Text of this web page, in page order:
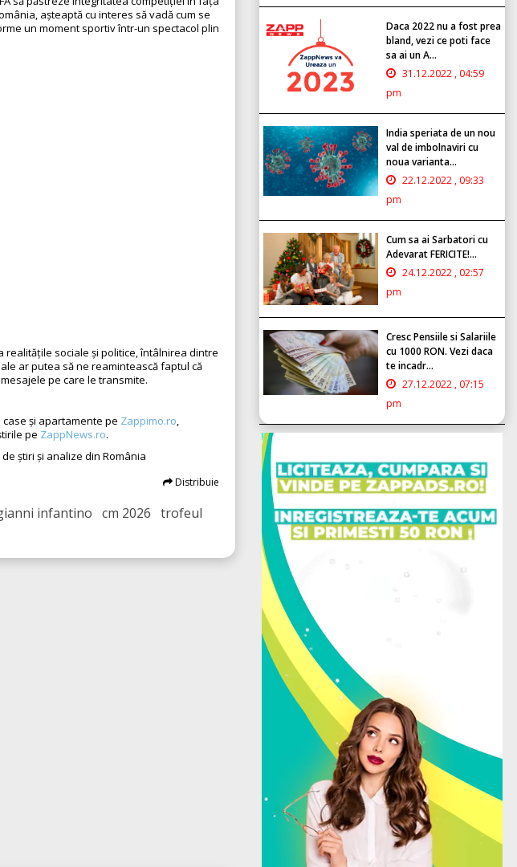
așteaptă cu interes să vadă cum se
un moment sportiv într-un spectacol plin
sociale și politice, întâlnirea dintre
ar putea să ne reamintească faptul că
pe care le transmite.
case și apartamente pe Zappimo.ro
pe ZappNews.ro.
știri și analize din România
Distribuie
infantino cm 2026 trofeul
Daca 2022 nu a fost prea
bland, vezi ce poti face
sa ai un A...
31.12.2022 , 04:59
pm
India speriata de un nou
val de imbolnaviri cu
noua varianta...
22.12.2022 , 09:33
pm
Cum sa ai Sarbatori cu
Adevarat FERICITE!...
24.12.2022 , 02:57
pm
Cresc Pensiile si Salariile
cu 1000 RON. Vezi daca
te incadr...
27.12.2022 , 07:15
pm